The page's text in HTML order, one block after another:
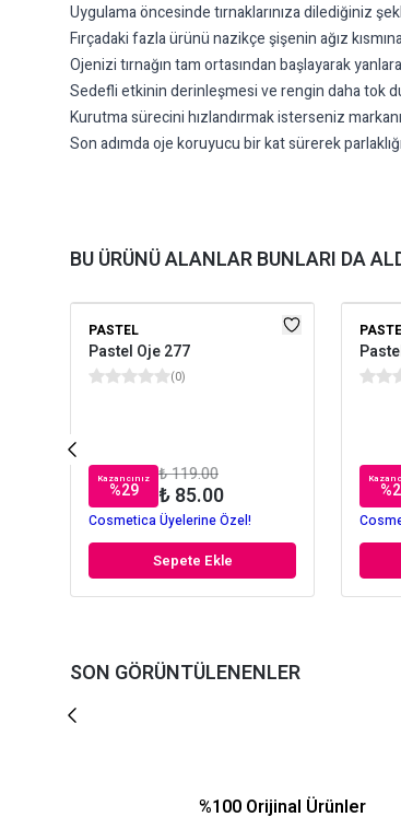
Uygulama öncesinde tırnaklarınıza dilediğiniz
Fırçadaki fazla ürünü nazikçe şişenin ağız
Ojenizi tırnağın tam ortasından başlayarak
Sedefli etkinin derinleşmesi ve rengin daha tok
Kurutma sürecini hızlandırmak isterseniz
Son adımda oje koruyucu bir kat sürerek
BU ÜRÜNÜ ALANLAR BUNLARI DA
PASTEL
Pastel Oje 277
(0)
Kazancınız
%29
₺ 119.00
₺ 85.00
Cosmetica Üyelerine Özel!
Sepete Ekle
%
SON GÖRÜNTÜLENENLER
%100 Orijinal Ürünler